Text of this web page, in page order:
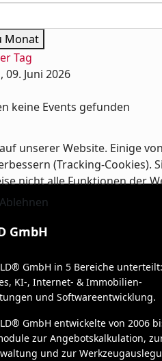
Monat
Tag
09. Juni 2026
keine Events gefunden
GmbH
GmbH in 5 Bereiche unterteilt:
KI-, Internet- & Immobilien-
und Softwareentwicklung.
GmbH entwickelte von 2006
zur Angebotskalkulation,
und zur
unserer Website. Einige
(Tracking-Cookies).
nicht alle Funktionen der
Ablehnen